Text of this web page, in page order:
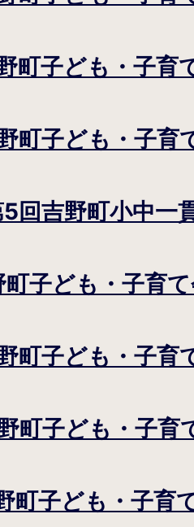
町子ども・子育
町子ども・子育
回吉野町小中一
子ども・子育
町子ども・子育
町子ども・子育
町子ども・子育